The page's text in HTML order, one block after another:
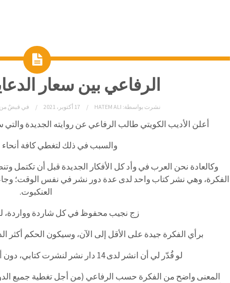
الرفاعي بين سعار
نشرت بواسطة: HATEM ALI 17 أكتوبر، 2021 في قبضٌ من
أعلن الأديب الكويتي طالب الرفاعي عن روايته الجديدة والتي سوف تنشر عن 14
والسبب في ذلك لتغطي كافة أنحاء
وكالعادة نحن العرب في وأد كل الأفكار الجديدة قبل أن تكتمل
الفكرة، وهي نشر كتاب واحد لدى عدة دور نشر في نفس الوقت؛
العنكبوت.
زج نجيب محفوظ في كل شاردة وواردة،
برأي الفكرة جيدة على الأقل إلى الآن، وسيكون الحكم أكثر
لو قُدّر لي أن انشر لدى 14 دار نشر لنشرت كتابي، دون أن يكون ذلك (رفع لسعار الدعاية).
المعنى واضح من الفكرة حسب الرفاعي (من أجل تغطية جميع